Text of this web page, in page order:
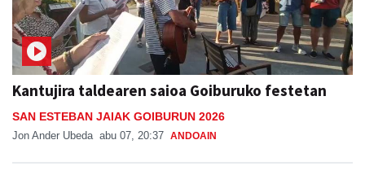
Kantujira taldearen saioa Goiburuko festetan
SAN ESTEBAN JAIAK GOIBURUN 2026
Jon Ander Ubeda abu 07, 20:37 ANDOAIN